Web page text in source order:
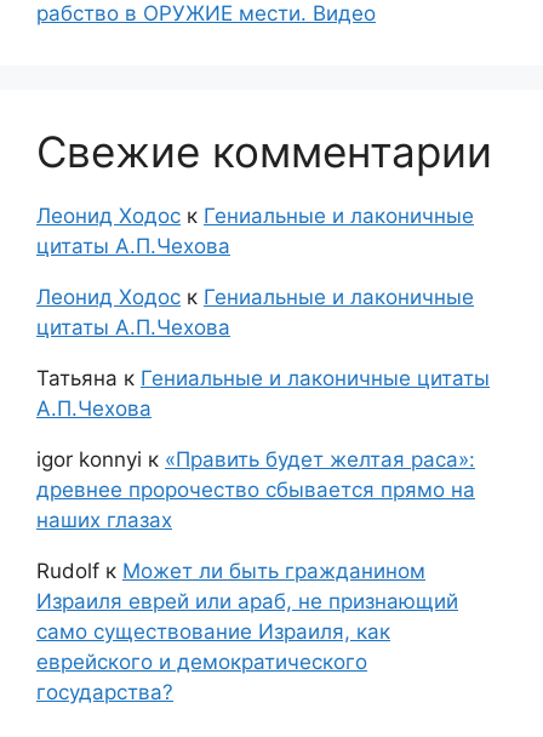
рабство в ОРУЖИЕ мести. Видео
Свежие комментарии
Леонид Ходос к Гениальные и лаконичные
цитаты А.П.Чехова
Леонид Ходос к Гениальные и лаконичные
цитаты А.П.Чехова
Татьяна к Гениальные и лаконичные цитаты
А.П.Чехова
igor konnyi к «Править будет желтая раса»:
древнее пророчество сбывается прямо на
наших глазах
Rudolf к Может ли быть гражданином
Израиля еврей или араб, не признающий
само существование Израиля, как
еврейского и демократического
государства?